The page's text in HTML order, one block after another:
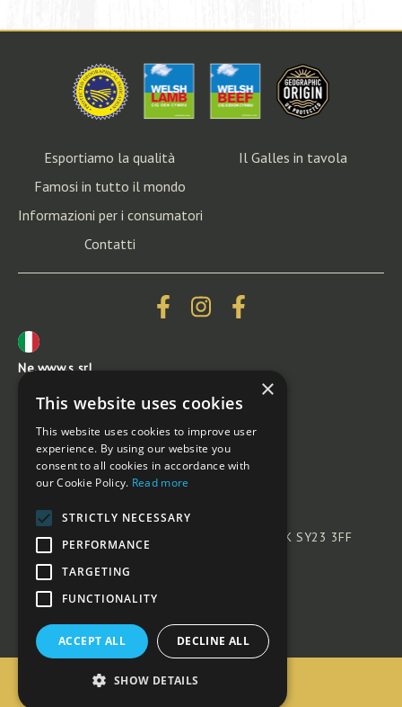
Esportiamo la qualità
Il Galles in tavola
Famosi in tutto il mondo
Informazioni per i consumatori
Contatti
Ne.www.s srl
Milano
02.36538326
redazione@newwws.it
Hyby Cig Cymru (HCC) Meat Promotion Wales
Ty Rheidol, Parc Merlin, Aberystwyth, Wales, UK SY23 3FF
+44 1970 625 050
info@hccmpw.org.uk
© 2026 HCC - Meat Promotion Wales
Fanatic
×
This website uses cookies
This website uses cookies to improve user
experience. By using our website you
consent to all cookies in accordance with
our Cookie Policy. Read more
STRICTLY NECESSARY
PERFORMANCE
TARGETING
FUNCTIONALITY
ACCEPT ALL DECLINE ALL
SHOW DETAILS